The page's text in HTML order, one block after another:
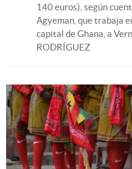
140 euros), según
Agyeman, que trabaja
capital de Ghana, a
RODRÍGUEZ